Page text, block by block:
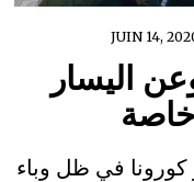
JUIN 14,
اليسار
كورونا في ظل وباء